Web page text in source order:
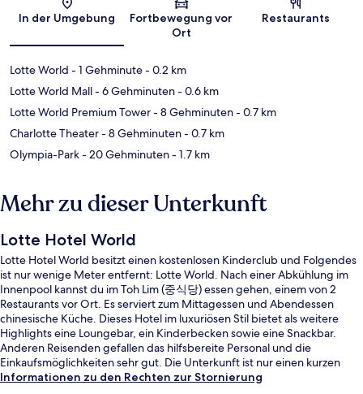
Karte
In der Umgebung
Fortbewegung vor
Ort
Restaurants
Lotte World - 1 Gehminute- 0.2 km
Lotte World Mall- 6 Gehminuten- 0.6 km
Lotte World Premium Tower- 8 Gehminuten- 0.7 km
Charlotte Theater- 8 Gehminuten- 0.7 km
Olympia-Park- 20 Gehminuten- 1.7 km
Mehr zu dieser Unterkunft
Lotte Hotel World
Lotte Hotel World besitzt einen kostenlosen Kinderclub und Folgendes
ist nur wenige Meter entfernt: Lotte World. Nach einer Abkühlung im
Innenpool kannst du im Toh Lim (중식당) essen gehen, einem von 2
Restaurants vor Ort. Es serviert zum Mittagessen und Abendessen
chinesische Küche. Dieses Hotel im luxuriösen Stil bietet als weitere
Highlights eine Loungebar, ein Kinderbecken sowie eine Snackbar.
Anderen Reisenden gefallen das hilfsbereite Personal und die
Einkaufsmöglichkeiten sehr gut. Die Unterkunft ist nur einen kurzen
Fußmarsch von den öffentlichen Verkehrsmitteln entfernt: Bis zur U-
Informationen zu den Rechten zur Stornierung